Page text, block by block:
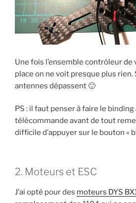
Une fois l’ensemble contrôleur de
place on ne voit presque plus rien.
antennes dépassent 🙂
PS : il faut penser à faire le binding
télécommande avant de tout
difficile d’appuyer sur le bouton «
2. Moteurs et ESC
J’ai opté pour des moteurs DYS